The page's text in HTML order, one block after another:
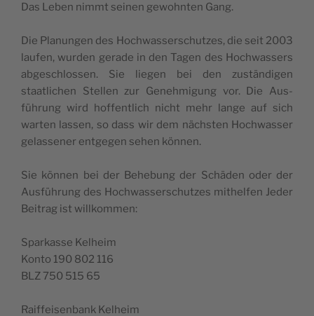
Das Leben nimmt seinen gewohn­ten Gang.
Die Pla­nun­gen des Hochwasser­schutzes, die seit 2003
laufen, wur­den ger­ade in den Tagen des Hochwassers
abgeschlossen. Sie liegen bei den zuständi­gen
staatlichen Stellen zur Genehmi­gung vor. Die Aus­
führung wird hof­fentlich nicht mehr lange auf sich
warten lassen, so dass wir dem näch­sten Hochwass­er
gelassen­er ent­ge­gen sehen können.
Sie kön­nen bei der Behe­bung der Schä­den oder der
Aus­führung des Hochwasser­schutzes mithelfen Jed­er
Beitrag ist willkommen:
Sparkasse Kel­heim
Kon­to 190 802 116
BLZ 750 515 65
Raif­feisen­bank Kelheim